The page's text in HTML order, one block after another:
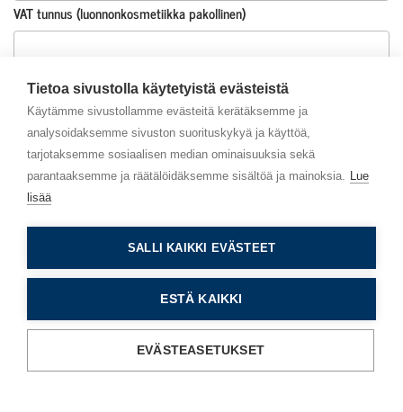
Tietoa sivustolla käytetyistä evästeistä
Käytämme sivustollamme evästeitä kerätäksemme ja
analysoidaksemme sivuston suorituskykyä ja käyttöä,
tarjotaksemme sosiaalisen median ominaisuuksia sekä
parantaaksemme ja räätälöidäksemme sisältöä ja mainoksia. Lue
lisää
SALLI KAIKKI EVÄSTEET
ESTÄ KAIKKI
EVÄSTEASETUKSET
VAT tunnus (luonnonkosmetiikka pakollinen)
Transmeri yhteyshenkilö
Kotisivut/verkkokauppa
Brändit, jotka nyt jälleenmyynnissä
Muuta huomioitavaa
Olen Transmerin asiakas *
KYLLÄ
Asiakaspalvelu
© Transmeri Pro 2026